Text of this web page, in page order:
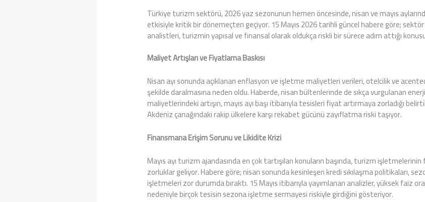
Türkiye turizm sektörü, 2026 yaz sezonunun hemen öncesinde, nisan ve mayıs
etkisiyle kritik bir dönemeçten geçiyor. 15 Mayıs 2026 tarihli güncel habere göre;
analistleri, turizmin yapısal ve finansal olarak oldukça riskli bir sürece adım attığı
Maliyet Artışları ve Fiyatlama Baskısı
Nisan ayı sonunda açıklanan enflasyon ve işletme maliyetleri verileri, otelcilik ve
şekilde daralmasına neden oldu. Haberde, nisan bültenlerinde de sıkça vurgulanan
maliyetlerindeki artışın, mayıs ayı başı itibarıyla tesisleri fiyat artırmaya zorladığı
Akdeniz çanağındaki rakip ülkelere karşı rekabet gücünü zayıflatma riski taşıyor.
Finansmana Erişim Sorunu ve Likidite Krizi
Mayıs ayı turizm ajandasında en çok tartışılan konuların başında, turizm
zorluklar geliyor. Habere göre; nisan sonunda kesinleşen kredi sıkılaşma politikaları,
işletmeleri zor durumda bıraktı. 15 Mayıs itibarıyla yayımlanan analizler, yüksek faiz
nedeniyle birçok tesisin sezona işletme sermayesi riskiyle girdiğini gösteriyor.